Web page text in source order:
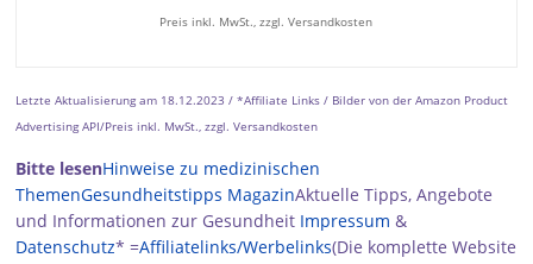
Preis inkl. MwSt., zzgl. Versandkosten
Letzte Aktualisierung am 18.12.2023 / *Affiliate Links / Bilder von der Amazon Product
Advertising API/Preis inkl. MwSt., zzgl. Versandkosten
Bitte lesenHinweise zu medizinischen
ThemenGesundheitstipps MagazinAktuelle Tipps, Angebote
und Informationen zur Gesundheit Impressum &
Datenschutz* =Affiliatelinks/Werbelinks(Die komplette Website